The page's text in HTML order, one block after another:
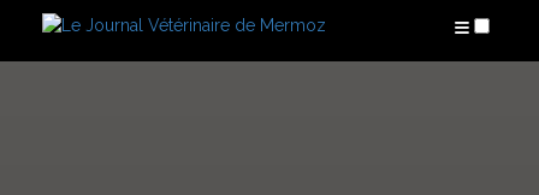
ARTICLES